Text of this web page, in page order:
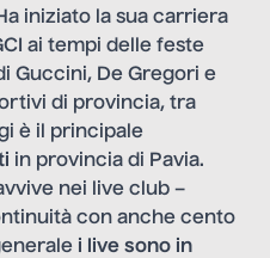
iniziato la sua carriera
ai tempi delle feste
Guccini, De Gregori e
di provincia, tra
è il principale
in provincia di Pavia.
nei live club –
con anche cento
i live sono in